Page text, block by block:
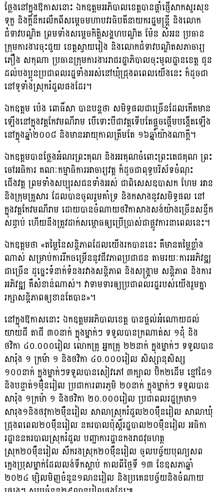
ថ្លែងនៅក្នុងឱកាសនោះ ឯកឧត្តមអភិបាលខេត្តបានផ្ដាំផ្ញើសាកសួរសុខ
ទុក្ខ និងក្ដីនឹករលឹកពីសម្ដេចមហាបវរធិបតីនាយករដ្ឋមន្ត្រី និងលោក
ជំទាវបណ្ឌិត ព្រមទាំងសម្ដេចកិត្តិសង្គហបណ្ឌិត ម៉ែន សំអន ប្រធាន
ក្រុមការងារចុះជួយ ខេត្តស្វាយរៀង និងលោកជំទាវបណ្ឌិតសភាចារ្យ
ភឿង សកុណា ប្រធានក្រុមការងាររាជរដ្ឋាភិបាលចុះមូលដ្ឋានខេត្ត ជូន
ដល់បងប្អូនប្រជាពលរដ្ឋទាំងអស់នៅឃុំជ្រុងពពេលយើងនេះ ក៏ដូចជា
នៅទូទាំងស្រុករំដួលផងដែរ។
ឯកឧត្តម ប៉េង ពោធិ៍សា បានបន្តថា សមិទ្ធផលជាច្រើនដែលកើតមាន
ឡើងនៅក្នុងវត្តកែវមណីរាម បើទោះបីជាវត្តទើបតែផ្ដួចផ្ដើមបង្កើតឡើង
នៅក្នុងឆ្នាំ២០០៨ និងមានអាយុកាលត្រឹមតែ ១៦ឆ្នាំយ៉ាងណាក្ដី។
ឯកឧត្តមបានថ្លែងអំណរព្រះគុណ និងអរគុណចំពោះព្រះតេជគុណ ព្រះ
ចៅអធិការ គណៈកម្មាធិការអាចារ្យវត្ត ក៏ដូចជាពុទ្ធបរិស័ទចំណុះ
ជើងវត្ត ព្រមទាំងសប្បុរសជនទាំងអស់ ជាពិសេសឧបាសក ហែម អាន
និងក្រុមគ្រួសារ ដែលបានចូលរួមគាំទ្រ និងកសាងនូវសមិទ្ធផល នៅ
ក្នុងវត្តកែវមណីរាម ដោយបានចំណាយថវិកាសាងសង់យ៉ាងច្រើនសន្ធឹក
សន្ធាប់ ហើយនឹងត្រូវដាក់សម្ពោធឲ្យប្រើប្រាស់ជាផ្លូវការនាពេលនេះ។
ឯកឧត្តមថា «តម្លៃនៃសន្តិភាពដែលយើងរកបាននេះ គឺមានតម្លៃខ្លាំង
ណាស់ សម្រាប់ការរីកចម្រើននូវជីវភាពប្រជាជន តាមរយៈការអភិវឌ្ឍ
ជាច្រើន ដូច្នេះទំនាក់ទំនងរវាងសន្តិភាព និងសង្គ្រាម សន្តិភាព និងការ
អភិវឌ្ឍ គឺសំខាន់ណាស់។ វាទាមទារឲ្យប្រជាពលរដ្ឋរបស់យើងរួមគ្នា
រក្សាសន្តិភាពឲ្យខានតែបាន»។
នៅក្នុងឱកាសនោះ ឯកឧត្តមអភិបាលខេត្ត បានផ្ដល់អំណោយដល់
យាយជី តាជី ៣០នាក់ ក្នុងម្នាក់ៗ ទទួលបានក្រណាត់ស ១ដុំ និង
ថវិកា ៤០.០០០រៀល លោកគ្រូ អ្នកគ្រូ ២២នាក់ ក្នុងម្នាក់ៗ ទទួលបាន
សារ៉ុង ១ ក្រម៉ា ១ និងថវិកា ៤០.០០០រៀល សិស្សានុសិស្ស
១០០នាក់ ក្នុងម្នាក់ៗទទួលបានសៀវភៅ ៣ក្បាល ប៊ិក២ដើម ខ្មៅដៃ១
និងបន្ទាត់១មុឺនរៀល ប្រជាការពារភូមិ ២០នាក់ ក្នុងម្នាក់ៗ ទទួលបាន
សារ៉ុង ១ក្រម៉ា ១ និងថវិកា ២០.០០០រៀល ប្រជាពលរដ្ឋក្រមា១
សារុង១និងថវុកា២មុឺនរៀល សាលាស្រុករំដួល២០មុឺនរៀល សាលាឃុំ
ជ្រុងពពេល២០មុឺនរៀល នគរបាលប៉ុស្តិ៍រដ្ឋបាល២០មុឺនរៀល អធិកា
រដ្ឋាននគរបាលស្រុករំដួល បញ្ជាការដ្ឋានកងរាជវុធហត្ថ
ស្រុក២០មុឺនរៀល សឹករងស្រុក២០មុឺនរៀល ចូលបច្ច័យបុណ្យសព
ក្មេងប្រុសម្នាក់ដែលលង់ទឹកស្លាប់ កាលពីថ្ងៃទី ១៣ ខែឧសភាឆ្នាំ
២០២៤ ម្សិលមិញចំនួន១លានរៀល និងប្រគេនបច្ច័យនិងចំណាយ